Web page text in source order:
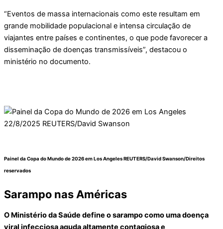
“Eventos de massa internacionais como este resultam em
grande mobilidade populacional e intensa circulação de
viajantes entre países e continentes, o que pode favorecer a
disseminação de doenças transmissíveis”, destacou o
ministério no documento.
Painel da Copa do Mundo de 2026 em Los AngelesREUTERS/David Swanson/Direitos
reservados
Sarampo nas Américas
O Ministério da Saúde define o sarampo como uma doença
viral infecciosa aguda altamente contagiosa e